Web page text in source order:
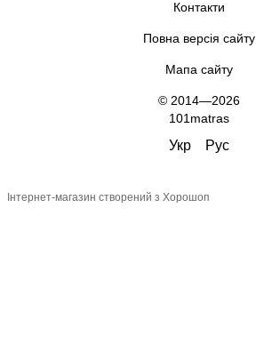
Контакти
Повна версія сайту
Мапа сайту
© 2014—2026
101matras
Укр Рус
Інтернет-магазин створений з Хорошоп